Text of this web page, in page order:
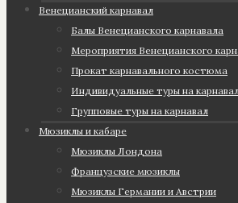
Венецианский карнавал
Балы Венецианского карнавала
Мероприятия Венецианского
Прокат карнавального костюма
Индивидуальные туры на
Групповые туры на карнавал
Мюзиклы и кабаре
Мюзиклы Лондона
Французские мюзиклы
Мюзиклы Германии и Австрии